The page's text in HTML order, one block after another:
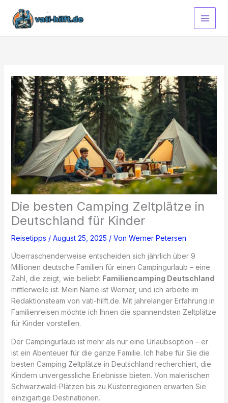
Inhalt
springen
Die besten Camping Zeltplätze in
Deutschland für Kinder
Reisetipps / August 25, 2025 / Von Werner Petersen
Überraschenderweise entscheiden sich jährlich über 9
Millionen deutsche Familien für einen Campingurlaub – eine
Zahl, die zeigt, wie beliebt Familiencamping Deutschland
mittlerweile ist. Mein Name ist Werner, und ich arbeite im
Redaktionsteam von vati-hilft.de. Mit jahrelanger Erfahrung in
Familienreisen möchte ich Ihnen die spannendsten Zeltplätze
für Kinder vorstellen.
Der Campingurlaub ist mehr als nur eine Urlaubsoption – er
ist ein Abenteuer für die ganze Familie. Ich habe für Sie die
besten Camping Zeltplätze in Deutschland recherchiert, die
Kindern unvergessliche Erlebnisse bieten. Von malerischen
Schwarzwald-Plätzen bis zu Küstenregionen erwarten Sie
einzigartige Destinationen.